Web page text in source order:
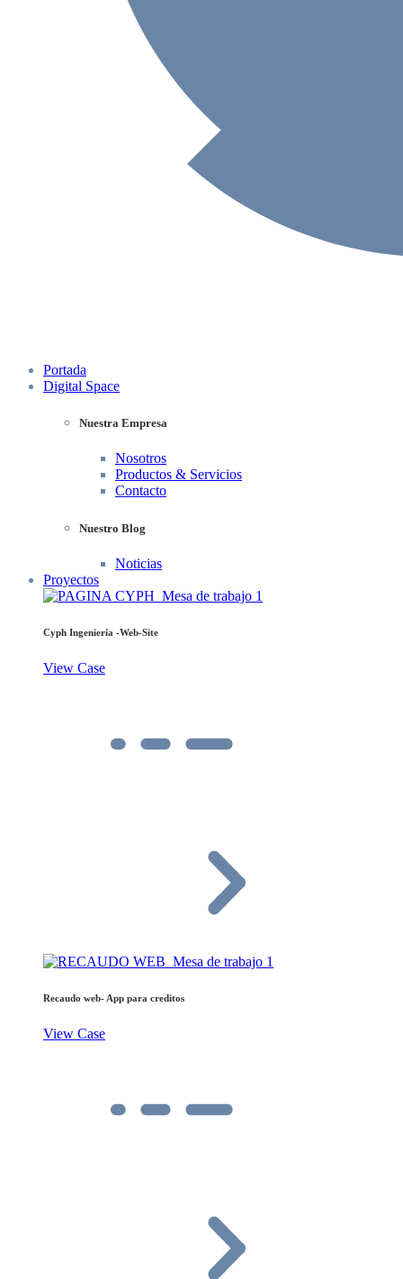
Portada
Digital Space
Nuestra Empresa
Nosotros
Productos & Servicios
Contacto
Nuestro Blog
Noticias
Proyectos
Cyph Ingeniería -Web-Site
View Case
Recaudo web- App para creditos
View Case